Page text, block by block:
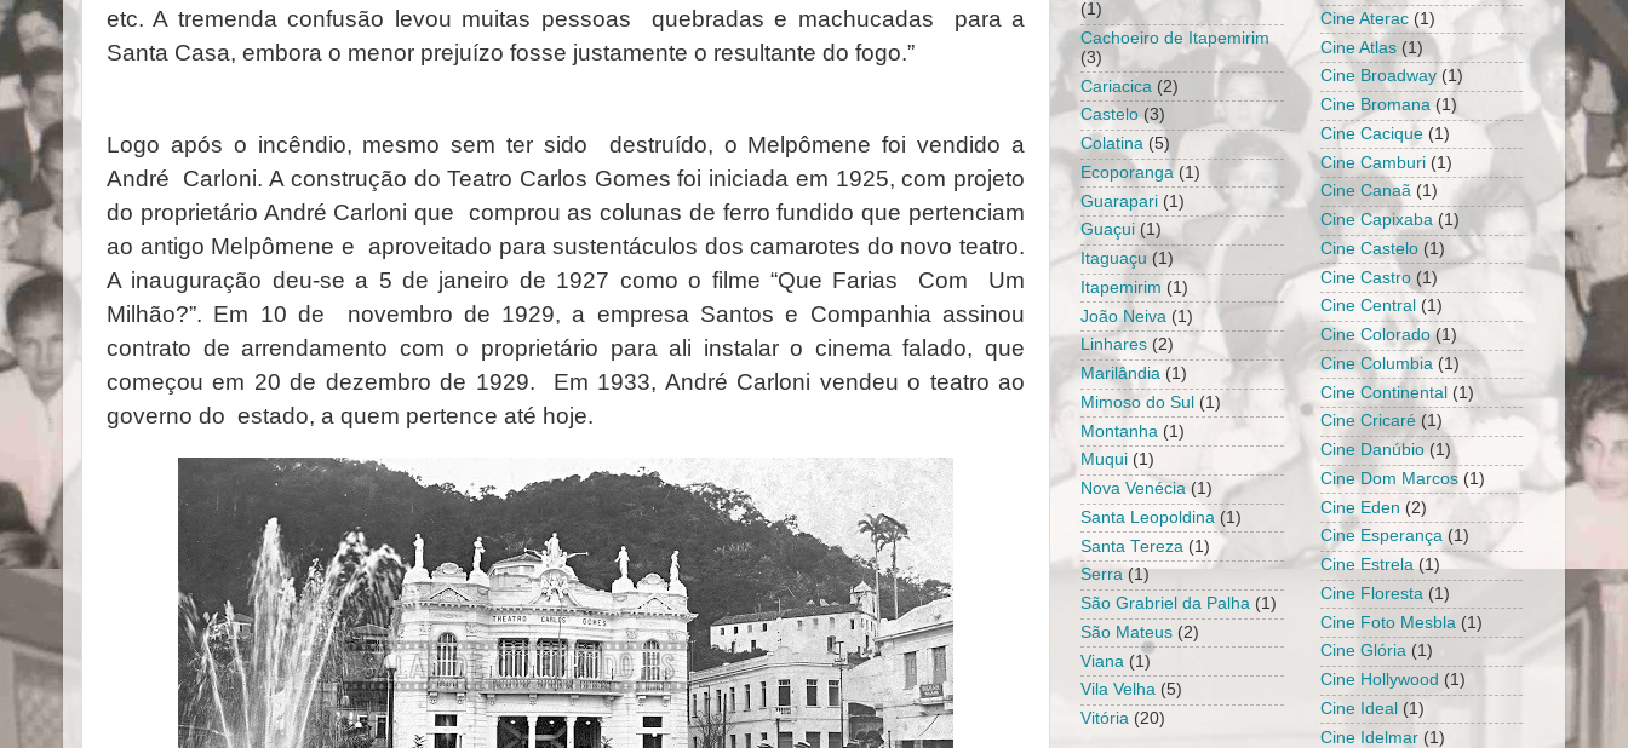
etc. A tremenda confusão levou muitas pessoas quebradas e machucadas para a
Santa Casa, embora o menor prejuízo fosse justamente o resultante do fogo.”
Logo após o incêndio, mesmo sem ter sido destruído, o Melpômene foi vendido a
André Carloni. A construção do Teatro Carlos Gomes foi iniciada em 1925, com projeto
do proprietário André Carloni que comprou as colunas de ferro fundido que pertenciam
ao antigo Melpômene e aproveitado para sustentáculos dos camarotes do novo teatro.
A inauguração deu-se a 5 de janeiro de 1927 como o filme “Que Farias Com Um
Milhão?”. Em 10 de novembro de 1929, a empresa Santos e Companhia assinou
contrato de arrendamento com o proprietário para ali instalar o cinema falado, que
começou em 20 de dezembro de 1929. Em 1933, André Carloni vendeu o teatro ao
governo do estado, a quem pertence até hoje.
(1)
Cachoeiro de Itapemirim
(3)
Cariacica (2)
Castelo (3)
Colatina (5)
Ecoporanga (1)
Guarapari (1)
Guaçui (1)
Itaguaçu (1)
Itapemirim (1)
João Neiva (1)
Linhares (2)
Marilândia (1)
Mimoso do Sul (1)
Montanha (1)
Muqui (1)
Nova Venécia (1)
Santa Leopoldina (1)
Santa Tereza (1)
Serra (1)
São Grabriel da Palha (1)
São Mateus (2)
Viana (1)
Vila Velha (5)
Vitória (20)
Cine Aterac (1)
Cine Atlas (1)
Cine Broadway (1)
Cine Bromana (1)
Cine Cacique (1)
Cine Camburi (1)
Cine Canaã (1)
Cine Capixaba (1)
Cine Castelo (1)
Cine Castro (1)
Cine Central (1)
Cine Colorado (1)
Cine Columbia (1)
Cine Continental (1)
Cine Cricaré (1)
Cine Danúbio (1)
Cine Dom Marcos (1)
Cine Eden (2)
Cine Esperança (1)
Cine Estrela (1)
Cine Floresta (1)
Cine Foto Mesbla (1)
Cine Glória (1)
Cine Hollywood (1)
Cine Ideal (1)
Cine Idelmar (1)